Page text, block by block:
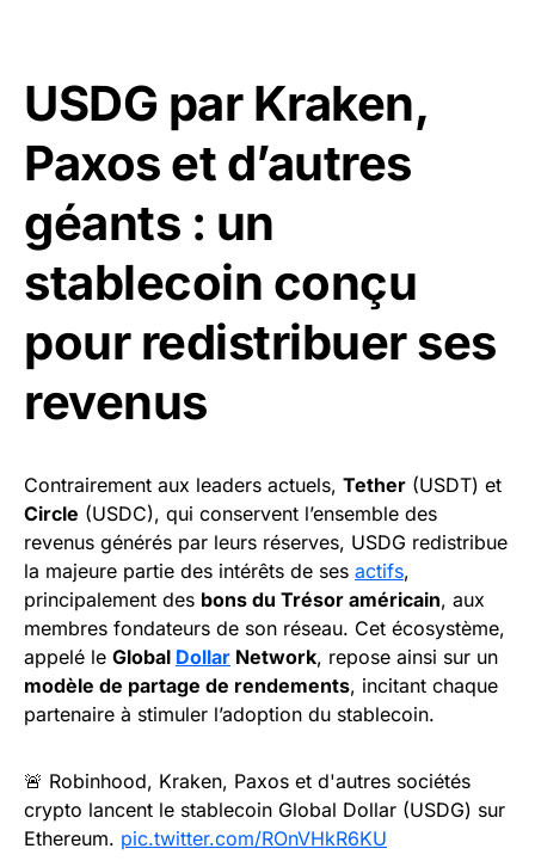
USDG par Kraken,
Paxos et d’autres
géants : un
stablecoin conçu
pour redistribuer ses
revenus
Contrairement aux leaders actuels, Tether (USDT) et
Circle (USDC), qui conservent l’ensemble des
revenus générés par leurs réserves, USDG redistribue
la majeure partie des intérêts de ses actifs,
principalement des bons du Trésor américain, aux
membres fondateurs de son réseau. Cet écosystème,
appelé le Global Dollar Network, repose ainsi sur un
modèle de partage de rendements, incitant chaque
partenaire à stimuler l’adoption du stablecoin.
🚨 Robinhood, Kraken, Paxos et d'autres sociétés
crypto lancent le stablecoin Global Dollar (USDG) sur
Ethereum. pic.twitter.com/ROnVHkR6KU